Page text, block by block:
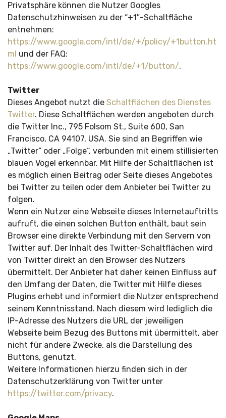
Privatsphäre können die Nutzer Googles
Datenschutzhinweisen zu der “+1″-Schaltfläche
entnehmen:
https://www.google.com/intl/de/+/policy/+1button.ht
ml und der FAQ:
https://www.google.com/intl/de/+1/button/.
Twitter
Dieses Angebot nutzt die Schaltflächen des Dienstes
Twitter. Diese Schaltflächen werden angeboten durch
die Twitter Inc., 795 Folsom St., Suite 600, San
Francisco, CA 94107, USA. Sie sind an Begriffen wie
„Twitter“ oder „Folge“, verbunden mit einem stillisierten
blauen Vogel erkennbar. Mit Hilfe der Schaltflächen ist
es möglich einen Beitrag oder Seite dieses Angebotes
bei Twitter zu teilen oder dem Anbieter bei Twitter zu
folgen.
Wenn ein Nutzer eine Webseite dieses Internetauftritts
aufruft, die einen solchen Button enthält, baut sein
Browser eine direkte Verbindung mit den Servern von
Twitter auf. Der Inhalt des Twitter-Schaltflächen wird
von Twitter direkt an den Browser des Nutzers
übermittelt. Der Anbieter hat daher keinen Einfluss auf
den Umfang der Daten, die Twitter mit Hilfe dieses
Plugins erhebt und informiert die Nutzer entsprechend
seinem Kenntnisstand. Nach diesem wird lediglich die
IP-Adresse des Nutzers die URL der jeweiligen
Webseite beim Bezug des Buttons mit übermittelt, aber
nicht für andere Zwecke, als die Darstellung des
Buttons, genutzt.
Weitere Informationen hierzu finden sich in der
Datenschutzerklärung von Twitter unter
https://twitter.com/privacy.